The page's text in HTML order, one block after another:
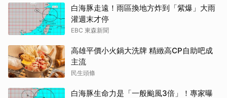
白海豚走遠！雨區換地方炸到「紫爆」大雨
灌週末才停
EBC 東森新聞
高雄平價小火鍋大洗牌 精緻高CP自助吧成
主流
民生頭條
白海豚生命力是「一般颱風3倍」！專家曝